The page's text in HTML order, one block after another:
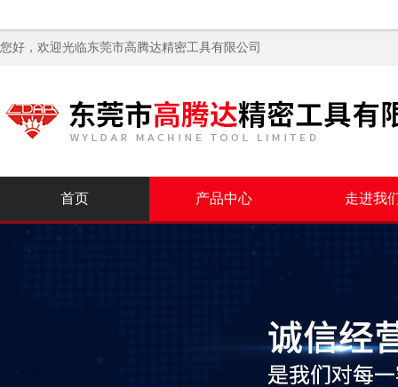
您好，欢迎光临东莞市高腾达精密工具有限公司
首页 产品中心 走进我